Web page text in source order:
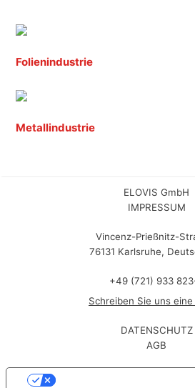
Folienindustrie
Metallindustrie
ELOVIS GmbH
IMPRESSUM
Vincenz-Prießnitz-
76131 Karlsruhe,
+49 (721) 933
Schreiben Sie uns
DATENSCHUTZ
AGB
Ihre